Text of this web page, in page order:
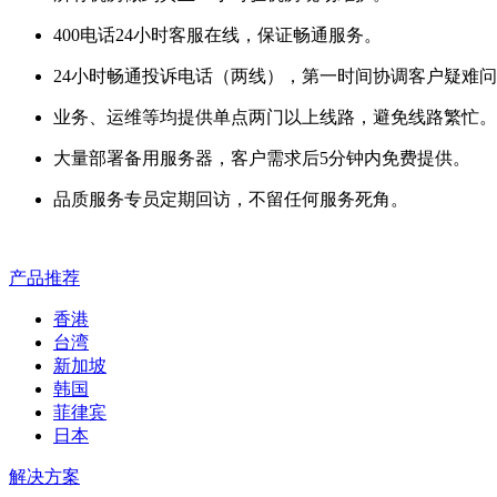
400电话24小时客服在线，保证畅通服务。
24小时畅通投诉电话（两线），第一时间协调客户疑难问
业务、运维等均提供单点两门以上线路，避免线路繁忙。
大量部署备用服务器，客户需求后5分钟内免费提供。
品质服务专员定期回访，不留任何服务死角。
产品推荐
香港
台湾
新加坡
韩国
菲律宾
日本
解决方案